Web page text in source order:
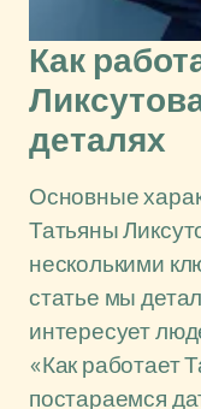
Как
деталях
Основные
Татьяны
несколькими
статье мы
интересует
«Как работает
постараемся